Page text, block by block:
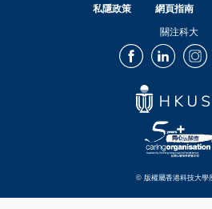
私隱政策 網頁指南
關注科大
FacebookLinkedIn
© 版權屬香港科技大學